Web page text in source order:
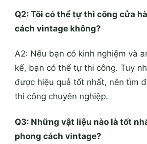
Q2: Tôi có thể tự thi công cửa
cách vintage không?
A2: Nếu bạn có kinh nghiệm và
kế, bạn có thể tự thi công. Tuy
được hiệu quả tốt nhất, nên tìm
thi công chuyên nghiệp.
Q3: Những vật liệu nào là tốt
phong cách vintage?